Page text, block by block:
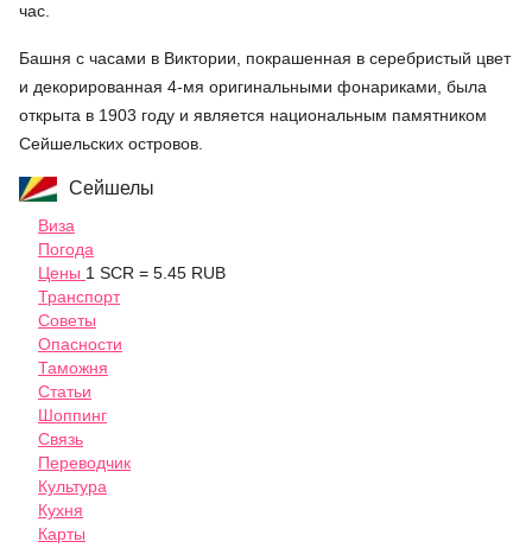
час.
Башня с часами в Виктории, покрашенная в серебристый цвет
и декорированная 4-мя оригинальными фонариками, была
открыта в 1903 году и является национальным памятником
Сейшельских островов.
Сейшелы
Виза
Погода
Цены 1 SCR = 5.45 RUB
Транспорт
Советы
Опасности
Таможня
Статьи
Шоппинг
Связь
Переводчик
Культура
Кухня
Карты